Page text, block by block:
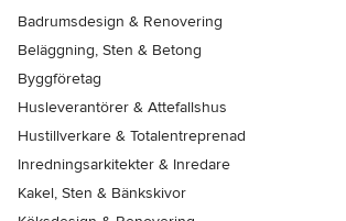
Badrumsdesign & Renovering
Beläggning, Sten & Betong
Byggföretag
Husleverantörer & Attefallshus
Hustillverkare & Totalentreprenad
Inredningsarkitekter & Inredare
Kakel, Sten & Bänkskivor